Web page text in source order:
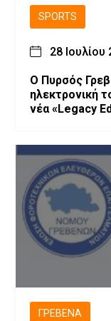
SPORTS
28 Ιουλίου
Ο Πυρσός
ηλεκτρονική
νέα «Legacy
ΓΡΕΒΕΝΆ